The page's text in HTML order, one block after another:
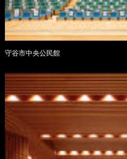
守谷市中央公民館